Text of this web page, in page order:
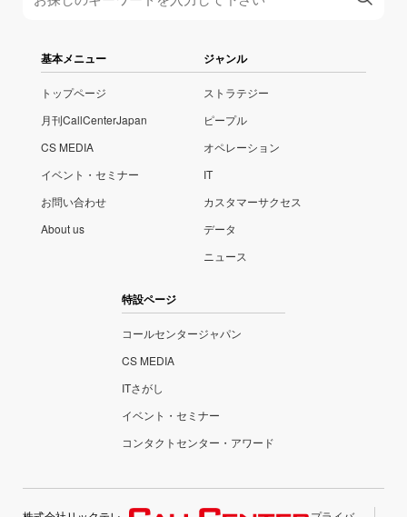
基本メニュー
トップページ
月刊CallCenterJapan
CS MEDIA
イベント・セミナー
お問い合わせ
About us
ジャンル
ストラテジー
ピープル
オペレーション
IT
カスタマーサクセス
データ
ニュース
特設ページ
コールセンタージャパン
CS MEDIA
ITさがし
イベント・セミナー
コンタクトセンター・アワード